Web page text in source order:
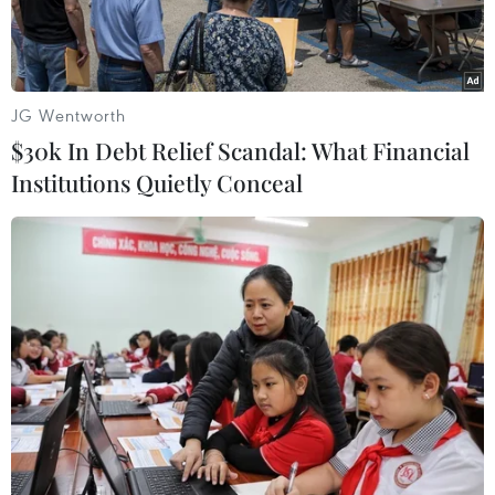
Ảnh minh họa. (Nguồn: TTXVN)
Thủ tướng Chính phủ Nguyễn Xuân Phúc vừa
ban hành Chỉ thị 09/CT-TTg về các giải pháp tập
trung tháo gỡ cho sản xuất kinh doanh, bảo đảm
mục tiêu tăng trưởng 6 tháng và cả năm 2019.
JG Wentworth
$30k In Debt Relief Scandal: What Financial
Institutions Quietly Conceal